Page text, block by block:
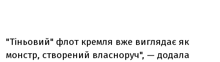
"Тіньовий" флот кремля вже виглядає як
монстр, створений власноруч", — додала